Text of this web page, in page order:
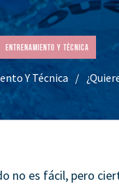
Entrenamiento Y Técnica
Y Técnica
no es fácil, pero